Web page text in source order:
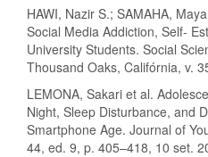
HAWI, Nazir S.; SAMAHA,
Social Media Addiction, Self-
University Students. Social
Thousand Oaks, Califórnia, v.
LEMONA, Sakari et al.
Night, Sleep Disturbance, and
Smartphone Age. Journal of
44, ed. 9, p. 405–418, 10 set.